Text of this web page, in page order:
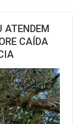
ATENDEM
CAÍDA